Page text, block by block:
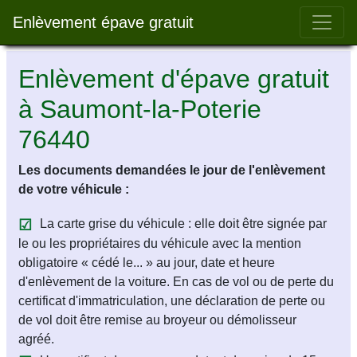
Enlèvement épave gratuit Bar
Enlèvement d'épave gratuit
à Saumont-la-Poterie
76440
Les documents demandées le jour de l'enlèvement
de votre véhicule :
La carte grise du véhicule : elle doit être signée par
le ou les propriétaires du véhicule avec la mention
obligatoire « cédé le... » au jour, date et heure
d'enlèvement de la voiture. En cas de vol ou de perte du
certificat d'immatriculation, une déclaration de perte ou
de vol doit être remise au broyeur ou démolisseur
agréé.